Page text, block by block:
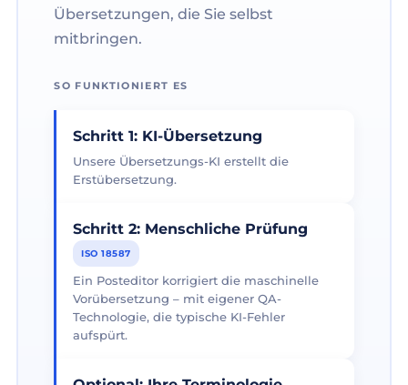
Übersetzungen, die Sie selbst
mitbringen.
SO FUNKTIONIERT ES
Schritt 1: KI-Übersetzung
Unsere Übersetzungs-KI erstellt die
Erstübersetzung.
Schritt 2: Menschliche Prüfung
ISO 18587
Ein Posteditor korrigiert die maschinelle
Vorübersetzung – mit eigener QA-
Technologie, die typische KI-Fehler
aufspürt.